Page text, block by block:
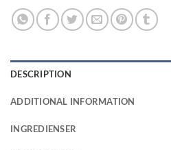
DESCRIPTION
ADDITIONAL INFORMATION
INGREDIENSER